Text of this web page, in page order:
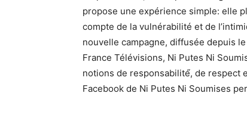
propose une expérience simple: elle
compte de la vulnérabilité et de
nouvelle campagne, diffusée depuis
France Télévisions, Ni Putes Ni
notions de responsabilité́, de respect
Facebook de Ni Putes Ni Soumises